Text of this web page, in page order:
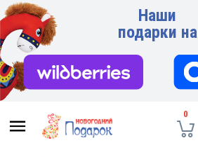
Наши
подарки на
0